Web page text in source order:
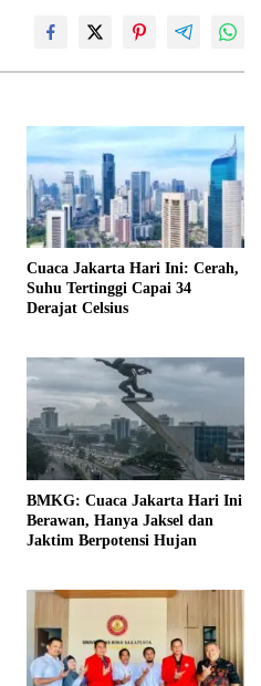
Cuaca Jakarta Hari Ini: Cerah,
Suhu Tertinggi Capai 34
Derajat Celsius
BMKG: Cuaca Jakarta Hari Ini
Berawan, Hanya Jaksel dan
Jaktim Berpotensi Hujan